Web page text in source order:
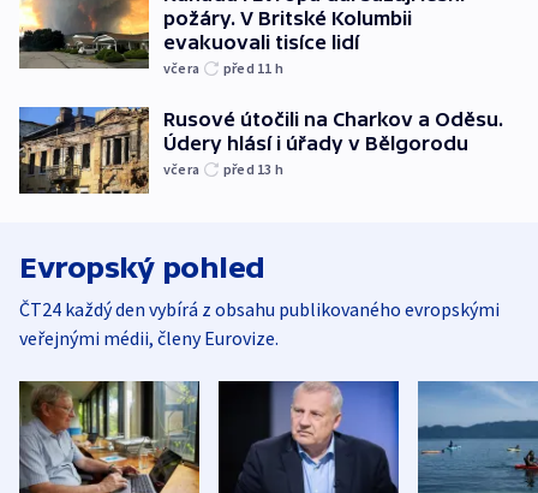
požáry. V Britské Kolumbii
evakuovali tisíce lidí
včera před 11 h
Rusové útočili na Charkov a Oděsu.
Údery hlásí i úřady v Bělgorodu
včera před 13 h
Evropský pohled
ČT24 každý den vybírá z obsahu publikovaného evropskými
veřejnými médii, členy Eurovize.